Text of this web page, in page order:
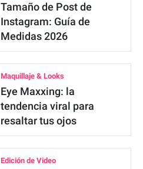
Tamaño de Post de
Instagram: Guía de
Medidas 2026
Maquillaje & Looks
Eye Maxxing: la
tendencia viral para
resaltar tus ojos
Edición de Video